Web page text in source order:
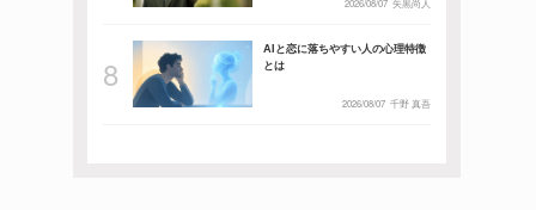
AIと恋に落ちやすい人の心理特徴
とは
2026/08/07 千野 真吾